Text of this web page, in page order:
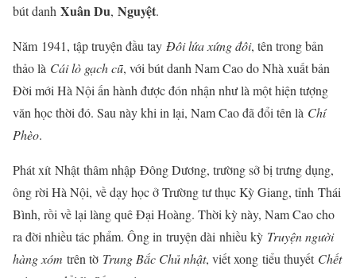
bút danh Xuân Du, Nguyệt.
Năm 1941, tập truyện đầu tay Đôi lứa xứng đôi, tên trong bản
thảo là Cái lò gạch cũ, với bút danh Nam Cao do Nhà xuất bản
Đời mới Hà Nội ấn hành được đón nhận như là một hiện tượng
văn học thời đó. Sau này khi in lại, Nam Cao đã đổi tên là Chí
Phèo.
Phát xít Nhật thâm nhập Đông Dương, trường sở bị trưng dụng,
ông rời Hà Nội, về dạy học ở Trường tư thục Kỳ Giang, tỉnh Thái
Bình, rồi về lại làng quê Đại Hoàng. Thời kỳ này, Nam Cao cho
ra đời nhiều tác phẩm. Ông in truyện dài nhiều kỳ Truyện người
hàng xóm trên tờ Trung Bắc Chủ nhật, viết xong tiểu thuyết Chết